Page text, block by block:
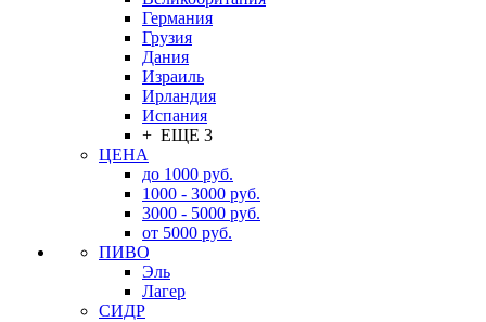
Германия
Грузия
Дания
Израиль
Ирландия
Испания
+ ЕЩЕ 3
ЦЕНА
до 1000 руб.
1000 - 3000 руб.
3000 - 5000 руб.
от 5000 руб.
ПИВО
Эль
Лагер
СИДР